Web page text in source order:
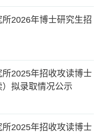
2026年博士研究生招
2025年招收攻读博士
拟录取情况公示
2025年招收攻读博士